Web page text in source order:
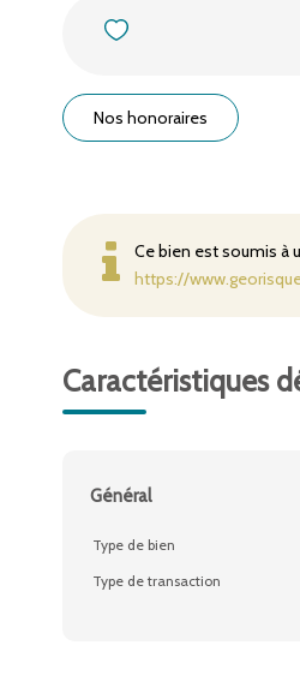
Nos honoraires
Ce bien est soumis à
https://
Caractéristiques
Général
Type de bien
Type de transaction